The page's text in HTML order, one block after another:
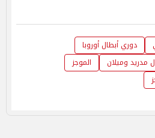
دوري أبطال أوروبا
مدريد وميلان
الموجز